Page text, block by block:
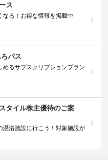
ス
なる！お得な情報を掲載中
パス
めるサブスクリプションプラン
タイル株主優待のご案
温浴施設に行こう！対象施設が